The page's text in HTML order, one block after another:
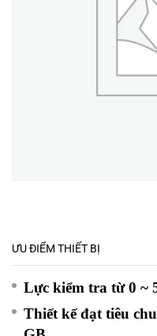
ƯU ĐIỂM THIẾT BỊ
Lực kiểm tra từ 0 ~
Thiết kế đạt tiêu